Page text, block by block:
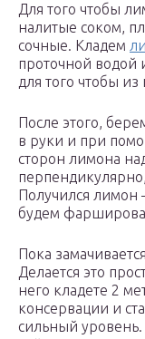
Для того чтобы
налитые соком,
сочные. Кладем
проточной водой
для того чтобы
После этого,
в руки и при
сторон лимона
Получился лимон
будем
Пока
Делается это
него кладете 2
консервации и
сильный уровень.